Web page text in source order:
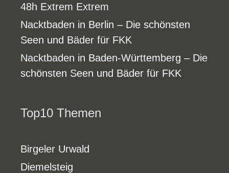
48h Extrem Extrem
Nacktbaden in Berlin – Die schönsten
Seen und Bäder für FKK
Nacktbaden in Baden-Württemberg – Die
schönsten Seen und Bäder für FKK
Top10 Themen
Birgeler Urwald
Diemelsteig